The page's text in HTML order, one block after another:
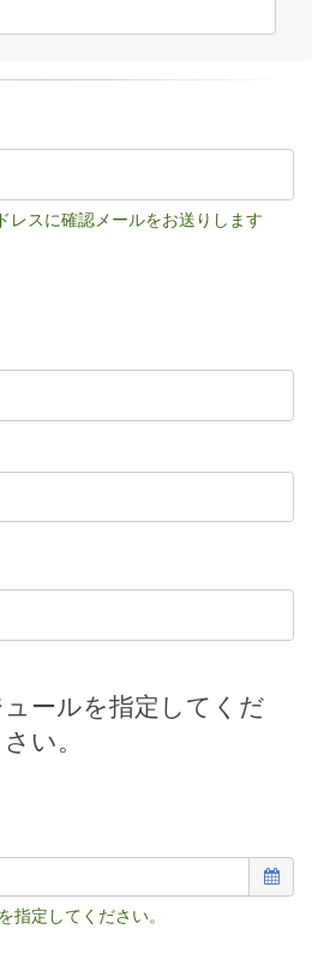
レスに確認メールをお送りします
ールを指定してくだ
さい。
指定してください。